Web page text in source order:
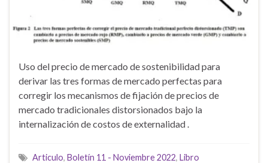
Uso del precio de mercado de sostenibilidad para
derivar las tres formas de mercado perfectas para
corregir los mecanismos de fijación de precios de
mercado tradicionales distorsionados bajo la
internalización de costos de externalidad .
Articulo, Boletín 11 - Noviembre 2022, Libro